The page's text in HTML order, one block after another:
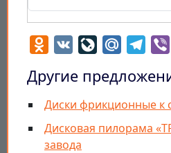
Odnoklassniki
VK LiveJournal
Mail.Ru
Другие
Диски фрикционные к
Дисковая пилорама
завода